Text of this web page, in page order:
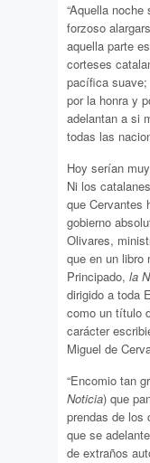
“Aquella
forzoso
aquella parte
corteses
pacífica
por la honra y
adelantan a si
todas las
Hoy serían
Ni los
que Cervantes
gobierno
Olivares,
que en un libro
Principado, la
dirigido a toda
como un título
carácter
Miguel de
“Encomio tan
Noticia) que
prendas de los
que se
de extraños